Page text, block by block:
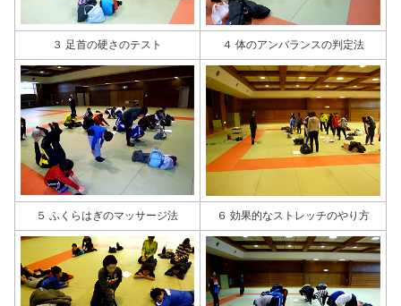
３ 足首の硬さのテスト ４ 体のアンバランスの判定法
５ ふくらはぎのマッサージ法 ６ 効果的なストレッチのやり方